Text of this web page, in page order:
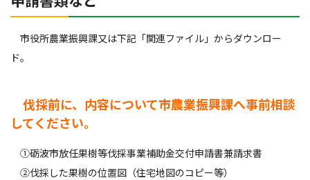
市役所農業振興課又は下記「関連ファイル」からダウンロー
ド。
伐採前に、内容について市農業振興課へ事前相談
してください。
①砺波市放任果樹等伐採事業補助金交付申請書兼請求書
②伐採した果樹の位置図（住宅地図のコピー等）